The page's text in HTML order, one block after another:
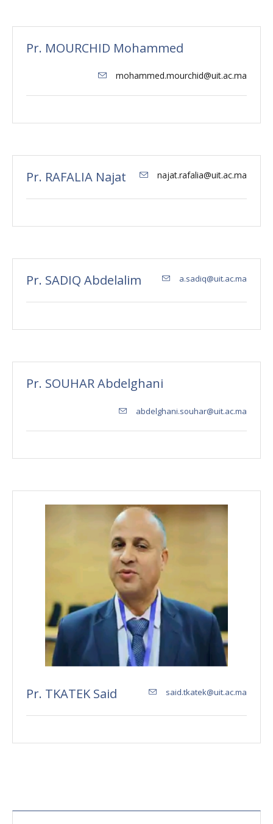
Pr. MOURCHID Mohammed
mohammed.mourchid@uit.ac.ma
Pr. RAFALIA Najat najat.rafalia@uit.ac.ma
Pr. SADIQ Abdelalim a.sadiq@uit.ac.ma
Pr. SOUHAR Abdelghani
abdelghani.souhar@uit.ac.ma
Pr. TKATEK Said said.tkatek@uit.ac.ma